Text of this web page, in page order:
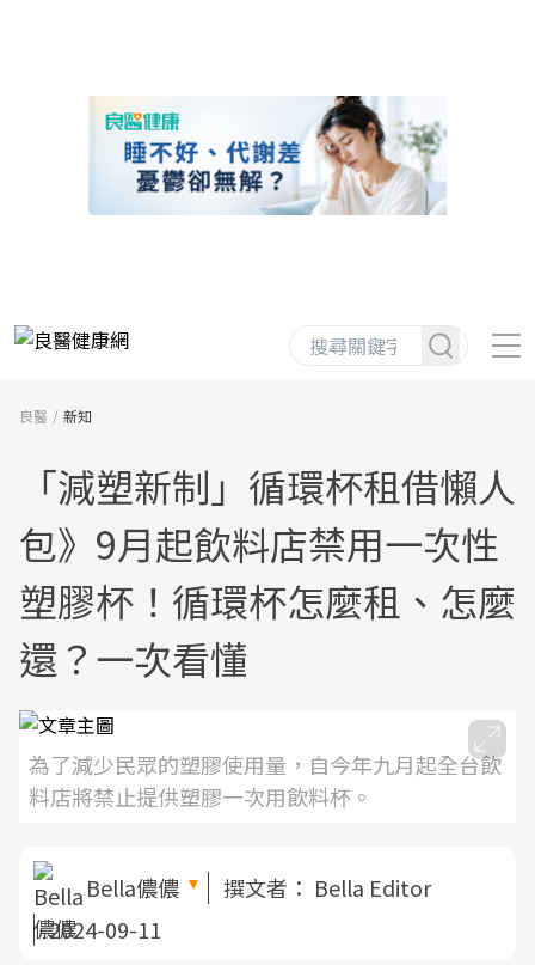
良醫 新知
「減塑新制」循環杯租借懶人
包》9月起飲料店禁用一次性
塑膠杯！循環杯怎麼租、怎麼
還？一次看懂
為了減少民眾的塑膠使用量，自今年九月起全台飲
料店將禁止提供塑膠一次用飲料杯。
Bella儂儂 撰文者： Bella Editor
2024-09-11